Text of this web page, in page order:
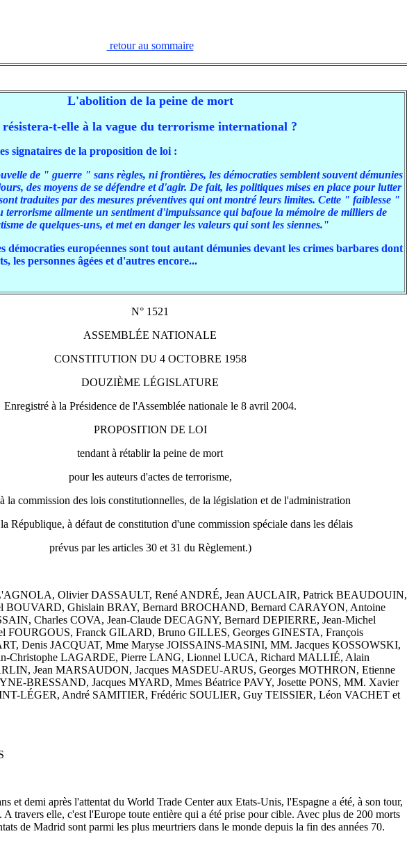
retour au sommaire
L'abolition de la peine de mort
résistera-t-elle à la vague du terrorisme international ?
signataires de la proposition de loi :
de " guerre " sans règles, ni frontières, les démocraties semblent souvent démunies
des moyens de se défendre et d'agir. De fait, les politiques mises en place pour lutter
traduites par des mesures préventives qui ont montré leurs limites. Cette " faiblesse "
terrorisme alimente un sentiment d'impuissance qui bafoue la mémoire de milliers de
de quelques-uns, et met en danger les valeurs qui sont les siennes."
démocraties européennes sont tout autant démunies devant les crimes barbares dont
les personnes âgées et d'autres encore...
N° 1521
ASSEMBLÉE NATIONALE
CONSTITUTION DU 4 OCTOBRE 1958
DOUZIÈME LÉGISLATURE
Enregistré à la Présidence de l'Assemblée nationale le 8 avril 2004.
PROPOSITION DE LOI
tendant à rétablir la peine de mort
pour les auteurs d'actes de terrorisme,
la commission des lois constitutionnelles, de la législation et de l'administration
République, à défaut de constitution d'une commission spéciale dans les délais
prévus par les articles 30 et 31 du Règlement.)
Olivier DASSAULT, René ANDRÉ, Jean AUCLAIR, Patrick BEAUDOUIN,
BOUVARD, Ghislain BRAY, Bernard BROCHAND, Bernard CARAYON, Antoine
Charles COVA, Jean-Claude DECAGNY, Bernard DEPIERRE, Jean-Michel
FOURGOUS, Franck GILARD, Bruno GILLES, Georges GINESTA, François
Denis JACQUAT, Mme Maryse JOISSAINS-MASINI, MM. Jacques KOSSOWSKI,
Christophe LAGARDE, Pierre LANG, Lionnel LUCA, Richard MALLIÉ, Alain
Jean MARSAUDON, Jacques MASDEU-ARUS, Georges MOTHRON, Etienne
BRESSAND, Jacques MYARD, Mmes Béatrice PAVY, Josette PONS, MM. Xavier
LÉGER, André SAMITIER, Frédéric SOULIER, Guy TEISSIER, Léon VACHET et
et demi après l'attentat du World Trade Center aux Etats-Unis, l'Espagne a été, à son tour,
A travers elle, c'est l'Europe toute entière qui a été prise pour cible. Avec plus de 200 morts
de Madrid sont parmi les plus meurtriers dans le monde depuis la fin des années 70.